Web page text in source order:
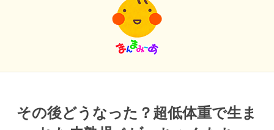
その後どうなった？超低体重で生ま